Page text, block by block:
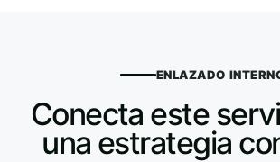
ENLAZADO
Conecta este
una estrategia